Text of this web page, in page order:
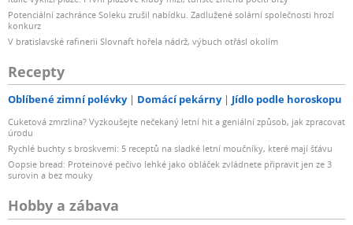
Potenciální zachránce Soleku zrušil nabídku. Zadlužené solární společnosti hrozí
konkurz
V bratislavské rafinerii Slovnaft hořela nádrž, výbuch otřásl okolím
Recepty
Oblíbené zimní polévky Domácí pekárny Jídlo podle horoskopu
Cuketová zmrzlina? Vyzkoušejte nečekaný letní hit a geniální způsob, jak zpracovat
úrodu
Rychlé buchty s broskvemi: 5 receptů na sladké letní moučníky, které mají šťávu
Oopsie bread: Proteinové pečivo lehké jako obláček zvládnete připravit jen ze 3
surovin a bez mouky
Hobby a zábava